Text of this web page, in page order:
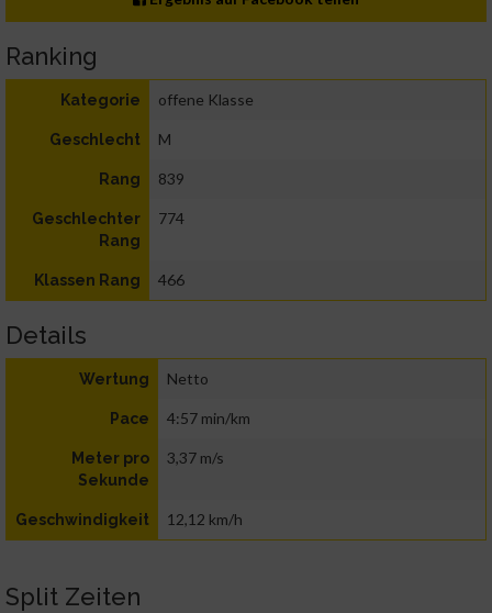
Ranking
Kategorie offene Klasse
Geschlecht M
Rang 839
Geschlechter
Rang
774
Klassen Rang 466
Details
Wertung Netto
Pace 4:57 min/km
Meter pro
Sekunde
3,37 m/s
Geschwindigkeit 12,12 km/h
Split Zeiten